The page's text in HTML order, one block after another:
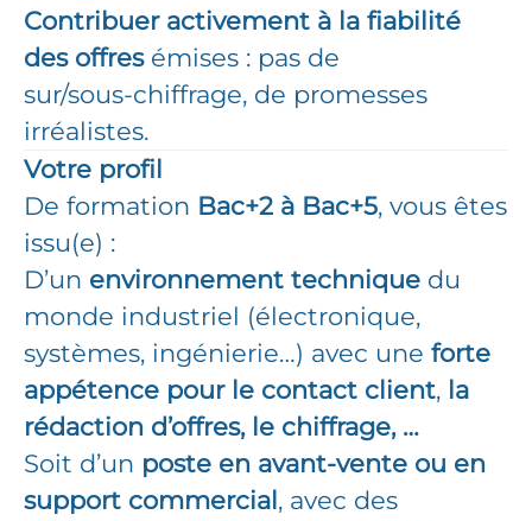
Contribuer activement à la fiabilité
des offresémises : pas de
sur/sous‑chiffrage, de promesses
irréalistes.
Votre profil
De formation Bac+2 à Bac+5, vous êtes
issu(e) :
D’un environnement technique du
monde industriel (électronique,
systèmes, ingénierie…) avec une forte
appétence pour le contact client, la
rédaction d’offres, le chiffrage, …
Soit d’un poste en avant‑vente ou en
support commercial, avec des